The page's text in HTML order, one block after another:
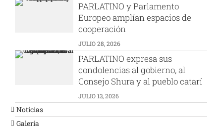
PARLATINO y Parlamento
Europeo amplían espacios de
cooperación
JULIO 28, 2026
PARLATINO expresa sus
condolencias al gobierno, al
Consejo Shura y al pueblo catarí
JULIO 13, 2026
Noticias
Galería